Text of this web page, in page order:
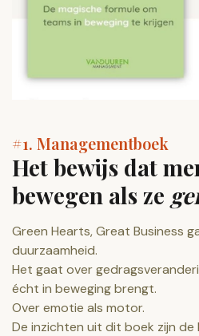
#1. Managementboek
Het bewijs dat
bewegen als ze
Green Hearts, Great Business
duurzaamheid.
Het gaat over
écht in beweging brengt.
Over emotie als motor.
De inzichten uit dit boek zijn de